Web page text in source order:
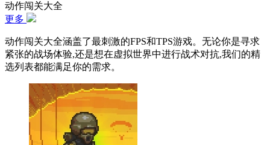
动作闯关大全
更多
动作闯关大全涵盖了最刺激的FPS和TPS游戏。无论你是寻求
紧张的战场体验,还是想在虚拟世界中进行战术对抗,我们的精
选列表都能满足你的需求。